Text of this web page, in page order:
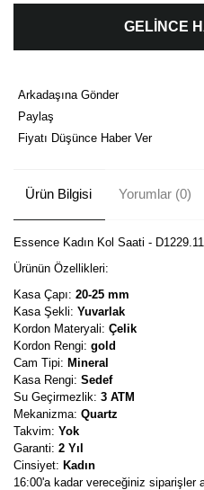
GELİNCE
Arkadaşına Gönder
Paylaş
Fiyatı Düşünce Haber Ver
Ürün Bilgisi Yorumlar (0)
Essence Kadın Kol Saati -
Ürünün Özellikleri:
Kasa Çapı: 20-25 mm
Kasa Şekli: Yuvarlak
Kordon Materyali: Çelik
Kordon Rengi: gold
Cam Tipi: Mineral
Kasa Rengi: Sedef
Su Geçirmezlik: 3 ATM
Mekanizma: Quartz
Takvim: Yok
Garanti: 2 Yıl
Cinsiyet: Kadın
16:00'a kadar vereceğiniz siparişler